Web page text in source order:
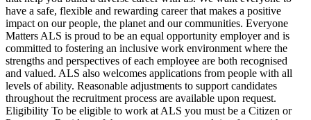
have a safe, flexible and rewarding career that makes a positive
impact on our people, the planet and our communities. Everyone
Matters ALS is proud to be an equal opportunity employer and is
committed to fostering an inclusive work environment where the
strengths and perspectives of each employee are both recognised
and valued. ALS also welcomes applications from people with all
levels of ability. Reasonable adjustments to support candidates
throughout the recruitment process are available upon request.
Eligibility To be eligible to work at ALS you must be a Citizen or